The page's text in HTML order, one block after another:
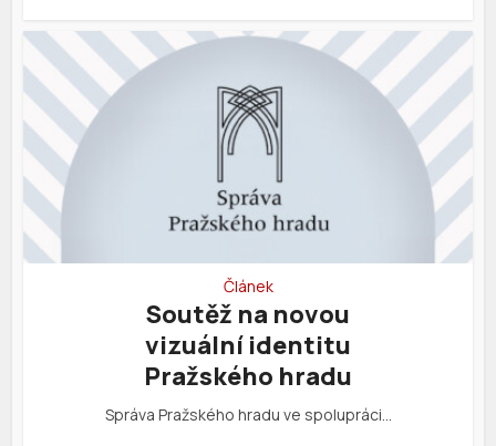
Článek
Soutěž na novou
vizuální identitu
Pražského hradu
Správa Pražského hradu ve spolupráci…